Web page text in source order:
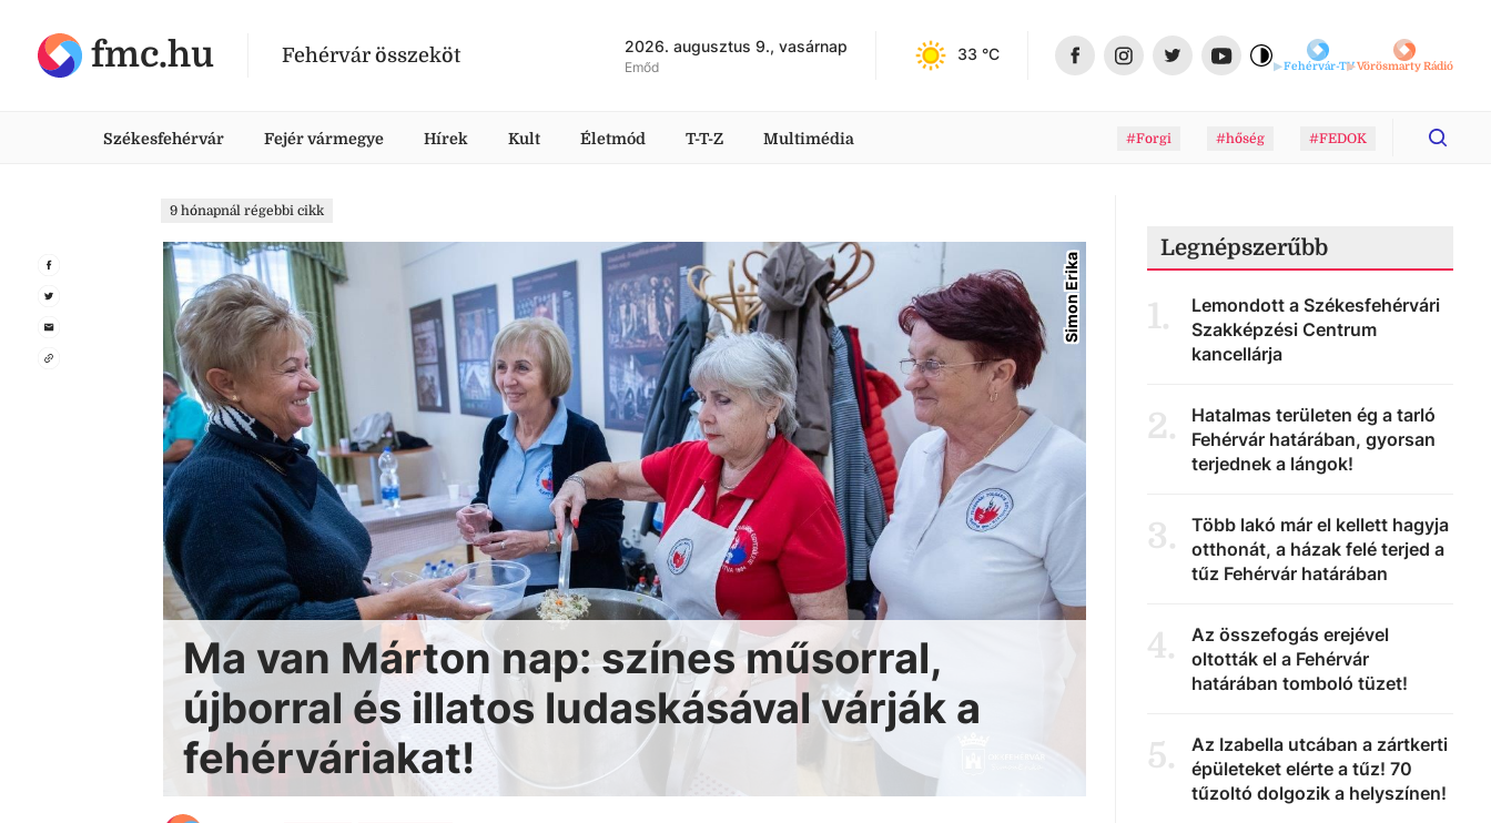
fmc.hu Fehérvár összeköt 2026. augusztus 9., vasárnap
Emőd
33 °C
Fehérvár-TVVörösmarty Rádió
Székesfehérvár Fejér vármegye Hírek Kult Életmód T-T-Z Multimédia #Forgi #hőség #FEDOK
9 hónapnál régebbi cikk
Simon Erika
Ma van Márton nap: színes műsorral,
újborral és illatos ludaskásával várják a
fehérváriakat!
Legnépszerűbb
1.
Lemondott a Székesfehérvári
Szakképzési Centrum
kancellárja
2.
Hatalmas területen ég a tarló
Fehérvár határában, gyorsan
terjednek a lángok!
3.
Több lakó már el kellett hagyja
otthonát, a házak felé terjed a
tűz Fehérvár határában
4.
Az összefogás erejével
oltották el a Fehérvár
határában tomboló tüzet!
5.
Az Izabella utcában a zártkerti
épületeket elérte a tűz! 70
tűzoltó dolgozik a helyszínen!